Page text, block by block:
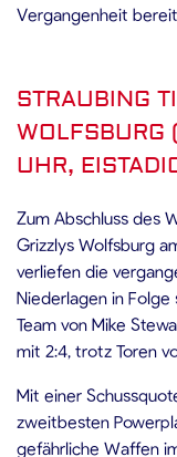
Vergangenheit
STRAUBING
UHR,
Zum Abschluss des
Grizzlys Wolfsburg
verliefen die
Niederlagen in
Team von Mike
mit 2:4, trotz Toren
Mit einer
zweitbesten
gefährliche Waffen